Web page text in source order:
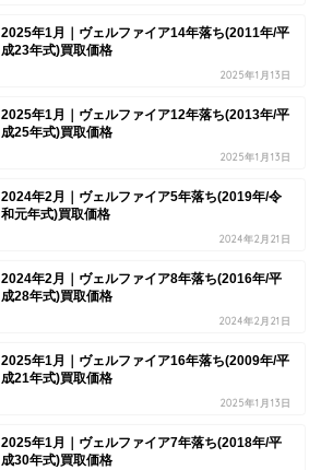
2025年1月｜ヴェルファイア14年落ち(2011年/平
成23年式)買取価格
2025年1月13日
2025年1月｜ヴェルファイア12年落ち(2013年/平
成25年式)買取価格
2025年1月13日
2024年2月｜ヴェルファイア5年落ち(2019年/令
和元年式)買取価格
2024年2月21日
2024年2月｜ヴェルファイア8年落ち(2016年/平
成28年式)買取価格
2024年2月21日
2025年1月｜ヴェルファイア16年落ち(2009年/平
成21年式)買取価格
2025年1月13日
2025年1月｜ヴェルファイア7年落ち(2018年/平
成30年式)買取価格